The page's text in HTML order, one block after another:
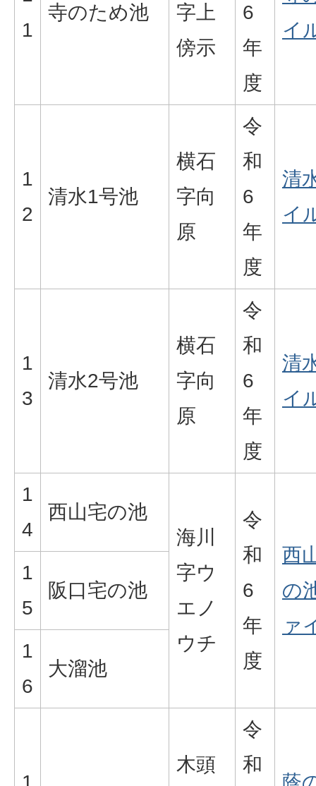
1
寺のため池
字上
傍示
6
年
度
イ
1
2
清水1号池
横石
字向
原
令
和
6
年
度
清
イ
1
3
清水2号池
横石
字向
原
令
和
6
年
度
清
イ
1
4
西山宅の池
海川
字ウ
エノ
ウチ
令
和
6
年
度
西
の
ァ
1
5
阪口宅の池
1
6
大溜池
木頭
令
和